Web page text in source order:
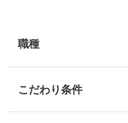
職種
こだわり条件